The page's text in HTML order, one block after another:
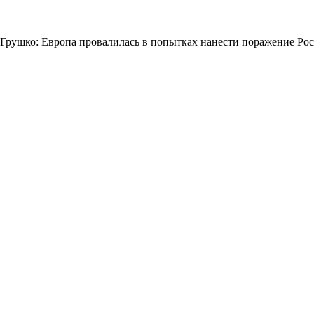
Грушко: Европа провалилась в попытках нанести поражение